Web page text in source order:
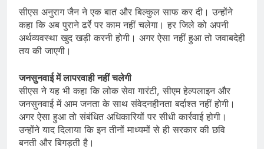
सीएस अनुराग जैन ने एक बात और बिल्कुल साफ कर दी। उन्होंने
कहा कि अब पुराने ढर्रे पर काम नहीं चलेगा। हर जिले को अपनी
अर्थव्यवस्था खुद खड़ी करनी होगी। अगर ऐसा नहीं हुआ तो जवाबदेही
तय की जाएगी।
जनसुनवाई में लापरवाही नहीं चलेगी
सीएस ने यह भी कहा कि लोक सेवा गारंटी, सीएम हेल्पलाइन और
जनसुनवाई में आम जनता के साथ संवेदनहीनता बर्दाश्त नहीं होगी।
अगर ऐसा हुआ तो संबंधित अधिकारियों पर सीधी कार्रवाई होगी।
उन्होंने याद दिलाया कि इन तीनों माध्यमों से ही सरकार की छवि
बनती और बिगड़ती है।